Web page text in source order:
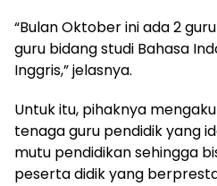
“Bulan Oktober ini ada 2
guru bidang studi Bahasa
Inggris,” jelasnya.
Untuk itu, pihaknya
tenaga guru pendidik yang
mutu pendidikan sehingga
peserta didik yang